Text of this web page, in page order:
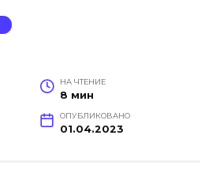
НА ЧТЕНИЕ
8 мин
ОПУБЛИКОВАНО
01.04.2023